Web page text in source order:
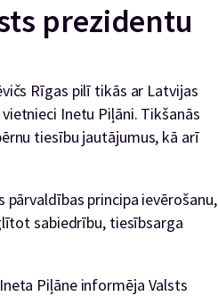
prezidentu
Rīgas pilī tikās ar Latvijas
Inetu Piļāni. Tikšanās
tiesību jautājumus, kā arī
principa ievērošanu,
sabiedrību, tiesībsarga
Piļāne informēja Valsts